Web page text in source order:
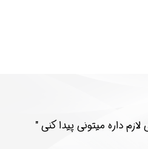
داره میتونی پیدا کنی "​​​​​​​​​​​​​​